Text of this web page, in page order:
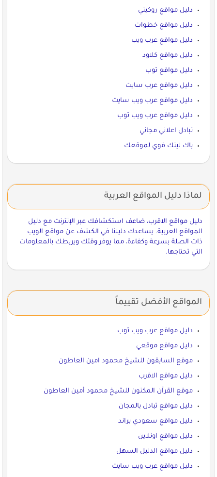
دليل مواقع روكيني
دليل مواقع خطوات
دليل مواقع عرب ويب
دليل مواقع كلاود
دليل مواقع توب
دليل مواقع عرب سايت
دليل مواقع عرب ويب سايت
دليل مواقع عرب ويب توب
تبادل اعلاني مجاني
باك لينك قوي لموقعك
لماذا دليل المواقع العربية
دليل مواقع الاقرب، ضاعف استكشافك عبر الإنترنت مع دليل
المواقع العربية. يساعدك دليلنا في الكشف عن مواقع الويب
ذات الصلة بسرعة وكفاءة، مما يوفر وقتك ويربطك بالمعلومات
التي تحتاجها.
المواقع الأفضل تقييماً
دليل مواقع عرب ويب توب
دليل مواقع موقعي
موقع السابقون للشيخ محمود امين العاطون
دليل مواقع الاقرب
موقع القرآن المكنون للشيخ محمود أمين العاطون
دليل مواقع تبادل بالمجان
دليل مواقع سعودي براند
دليل مواقع اونلاين
دليل مواقع الدليل السهل
دليل مواقع عرب ويب سايت